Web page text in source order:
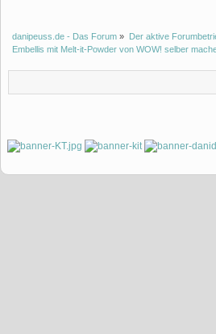
danipeuss.de - Das Forum »
Der aktive
Embellis mit Melt-it-Powder von WOW! selber